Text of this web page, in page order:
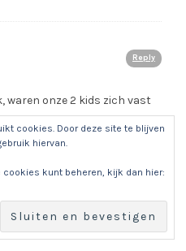
Reply
waren onze 2 kids zich vast
ook wel. We kijken er al
Nu maar duimen…
Reply
cookies. Door deze site te blijven
hiervan.
kunt beheren, kijk dan hier: